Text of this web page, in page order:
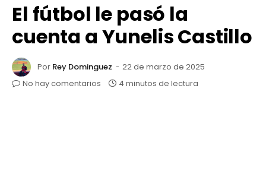
El fútbol le pasó la
cuenta a Yunelis Castillo
Por Rey Dominguez
22 de marzo de 2025
No hay comentarios
4 minutos de lectura